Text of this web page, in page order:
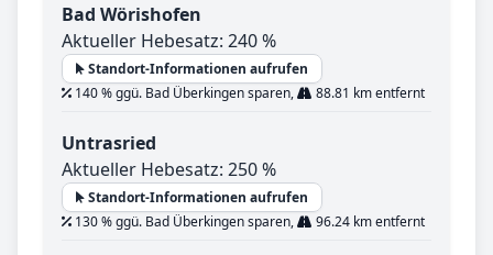
Bad Wörishofen
Aktueller Hebesatz: 240 %
Standort-Informationen aufrufen
140 % ggü. Bad Überkingen sparen,
88.81 km entfernt
Untrasried
Aktueller Hebesatz: 250 %
Standort-Informationen aufrufen
130 % ggü. Bad Überkingen sparen,
96.24 km entfernt